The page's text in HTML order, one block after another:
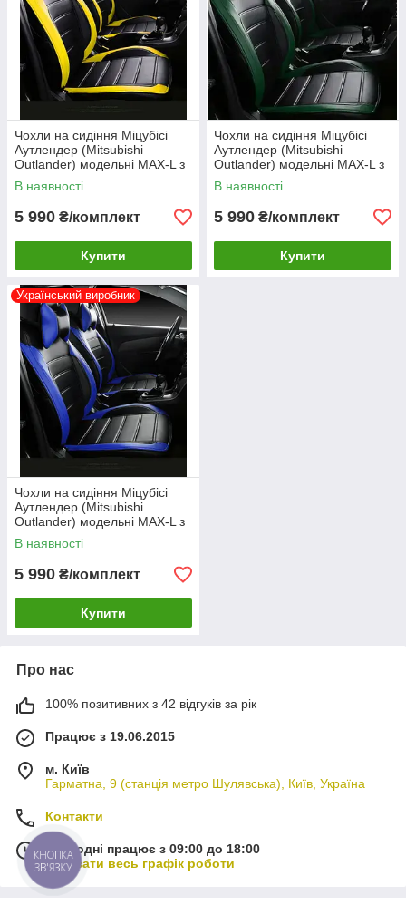
Чохли на сидіння Міцубісі
Аутлендер (Mitsubishi
Outlander) модельні MAX-L з
екошкіри Жовтий
В наявності
5 990 ₴/комплект
Купити
Чохли на сидіння Міцубісі
Аутлендер (Mitsubishi
Outlander) модельні MAX-L з
екошкіри Зелений
В наявності
5 990 ₴/комплект
Купити
Український виробник
Чохли на сидіння Міцубісі
Аутлендер (Mitsubishi
Outlander) модельні MAX-L з
екошкіри Синій
В наявності
5 990 ₴/комплект
Купити
Про нас
100% позитивних з 42 відгуків за рік
Працює з 19.06.2015
м. Київ
Гарматна, 9 (станція метро Шулявська), Київ, Україна
Контакти
Сьогодні працює з 09:00 до 18:00
Показати весь графік роботи
КНОПКА
ЗВ'ЯЗКУ